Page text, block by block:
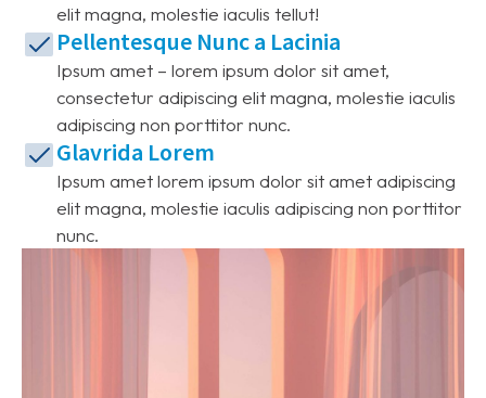
elit magna, molestie iaculis tellut!
Pellentesque Nunc a Lacinia
Ipsum amet – lorem ipsum dolor sit amet,
consectetur adipiscing elit magna, molestie iaculis
adipiscing non porttitor nunc.
Glavrida Lorem
Ipsum amet lorem ipsum dolor sit amet adipiscing
elit magna, molestie iaculis adipiscing non porttitor
nunc.